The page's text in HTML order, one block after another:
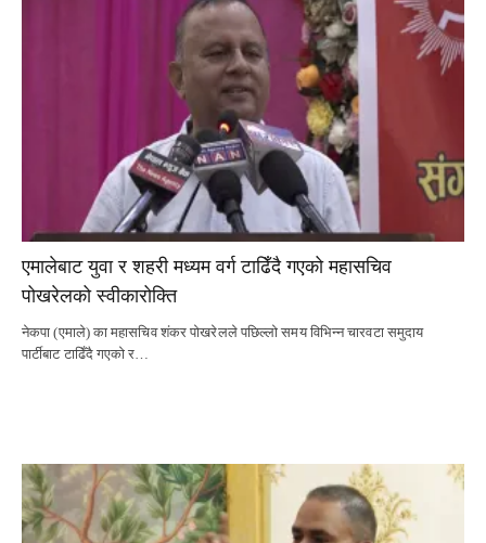
एमालेबाट युवा र शहरी मध्यम वर्ग टाढिँदै गएको महासचिव
पोखरेलको स्वीकारोक्ति
नेकपा (एमाले) का महासचिव शंकर पोखरेलले पछिल्लो समय विभिन्न चारवटा समुदाय
पार्टीबाट टाढिँदै गएको र…